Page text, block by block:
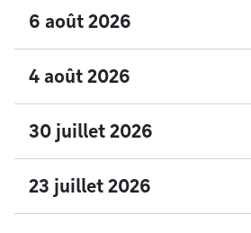
6 août 2026
4 août 2026
30 juillet 2026
23 juillet 2026